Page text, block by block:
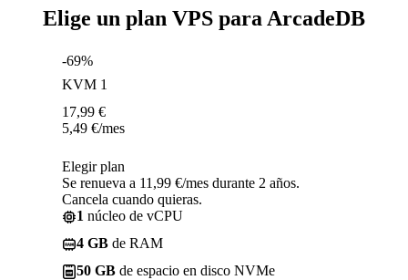
Elige un plan VPS para ArcadeDB
-69%
KVM 1
17,99 €
5,49 €/mes
Elegir plan
Se renueva a 11,99 €/mes durante 2 años.
Cancela cuando quieras.
1 núcleo de vCPU
4 GB de RAM
50 GB de espacio en disco NVMe